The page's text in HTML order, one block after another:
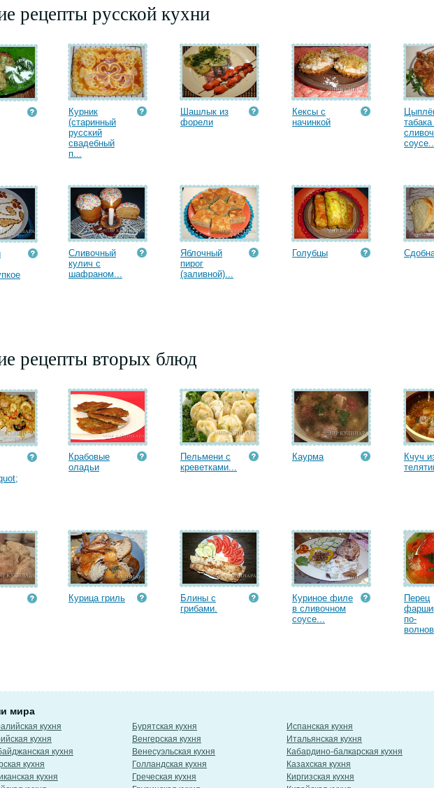
рецепты русской кухни
Курник
(старинный
русский
свадебный
п...
Шашлык из
форели
Кексы с
начинкой
Сливочный
кулич с
шафраном...
Яблочный
пирог
(заливной)...
Голубцы
рецепты вторых блюд
Крабовые
оладьи
Пельмени с
креветками...
Каурма
Кчуч
Курица гриль
Блины с
грибами.
Куриное филе
в сливочном
соусе...
Перец
по-
мира
кухня
кухня
кухня
кухня
кухня
Бурятская кухня
Венгерская кухня
Венесуэльская кухня
Голландская кухня
Греческая кухня
Испанская кухня
Итальянская кухня
Кабардино-балкарская кухня
Казахская кухня
Киргизская кухня